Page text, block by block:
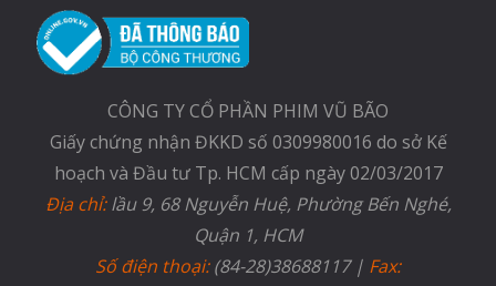
CÔNG TY CỔ PHẦN PHIM VŨ BÃO
Giấy chứng nhận ĐKKD số 0309980016 do sở Kế
hoạch và Đầu tư Tp. HCM cấp ngày 02/03/2017
Địa chỉ:lầu 9, 68 Nguyễn Huệ, Phường Bến Nghé,
Quận 1, HCM
Số điện thoại:(84-28)38688117 | Fax: